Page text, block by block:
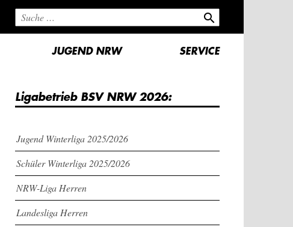
search
JUGEND NRW SERVICE
Ligabetrieb BSV NRW 2026:
Jugend Winterliga 2025/2026
Schüler Winterliga 2025/2026
NRW-Liga Herren
Landesliga Herren